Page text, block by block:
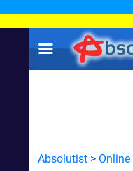
Absolutist > Online